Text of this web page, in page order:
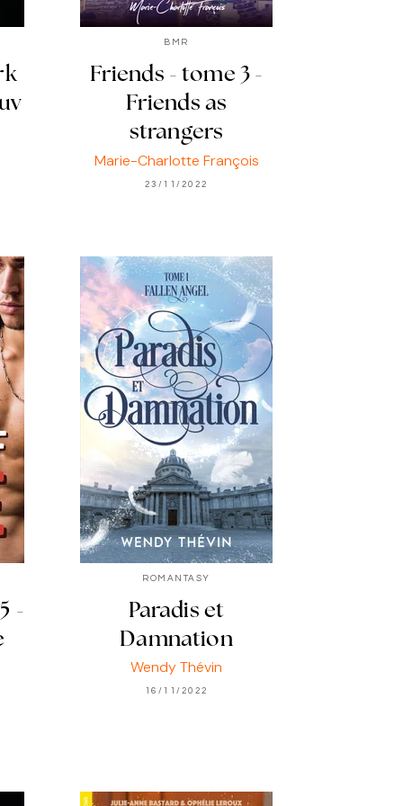
BMR
Friends - tome 3 -
Friends as
strangers
Marie-Charlotte François
23/11/2022
-
ROMANTASY
Paradis et
Damnation
Wendy Thévin
16/11/2022